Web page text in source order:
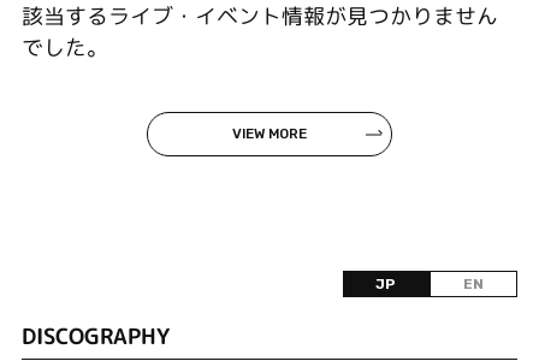
該当するライブ・イベント情報が見つかりません
でした。
VIEW MORE
JP EN
DISCOGRAPHY